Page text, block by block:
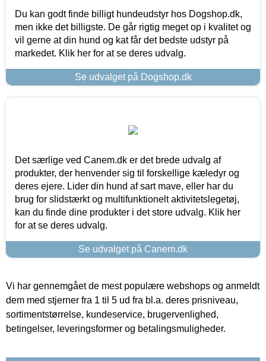
Du kan godt finde billigt hundeudstyr hos Dogshop.dk,
men ikke det billigste. De går rigtig meget op i kvalitet og
vil gerne at din hund og kat får det bedste udstyr på
markedet. Klik her for at se deres udvalg.
Se udvalget på Dogshop.dk
Det særlige ved Canem.dk er det brede udvalg af
produkter, der henvender sig til forskellige kæledyr og
deres ejere. Lider din hund af sart mave, eller har du
brug for slidstærkt og multifunktionelt aktivitetslegetøj,
kan du finde dine produkter i det store udvalg. Klik her
for at se deres udvalg.
Se udvalget på Canem.dk
Vi har gennemgået de mest populære webshops og anmeldt
dem med stjerner fra 1 til 5 ud fra bl.a. deres prisniveau,
sortimentstørrelse, kundeservice, brugervenlighed,
betingelser, leveringsformer og betalingsmuligheder.